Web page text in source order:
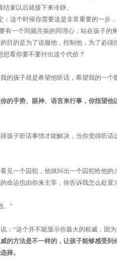
结束以后就接下来冷静。
：这个时候你需要这是非常重要的一步
有一个同频共振的同理心，站在孩子的
目的是为了说服他，控制他，为了必
想看你要不要付出这个代价？
的孩子就是希望他听话，希望我的一
的手势、眼神、语言来行事，你指望
孩子听话事情才能解决，当你觉得听
见一个囚犯，他就叫出一个囚犯给他的
命运也由你来主宰，你告诉我怎么处置
”
： “这个并不能显示你最大的权威，因
的方法是不一样的，让孩子能够感受
择。